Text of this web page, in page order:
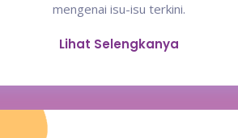
mengenai isu-isu terkini.
Lihat Selengkanya